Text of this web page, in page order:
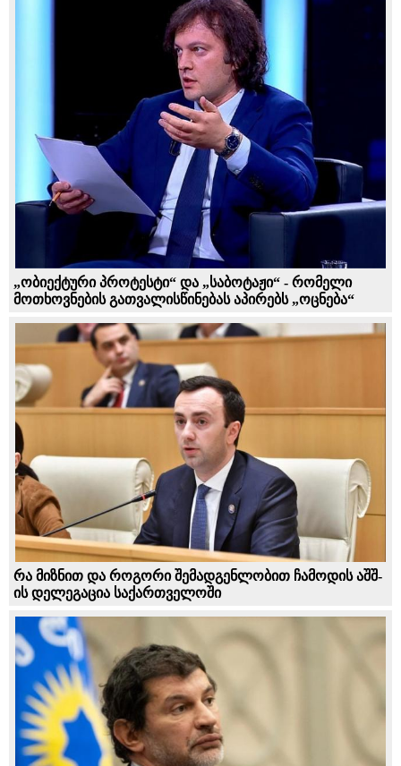
„ობიექტური პროტესტი“ და „საბოტაჟი“ - რომელი
მოთხოვნების გათვალისწინებას აპირებს „ოცნება“
რა მიზნით და როგორი შემადგენლობით ჩამოდის აშშ-
ის დელეგაცია საქართველოში